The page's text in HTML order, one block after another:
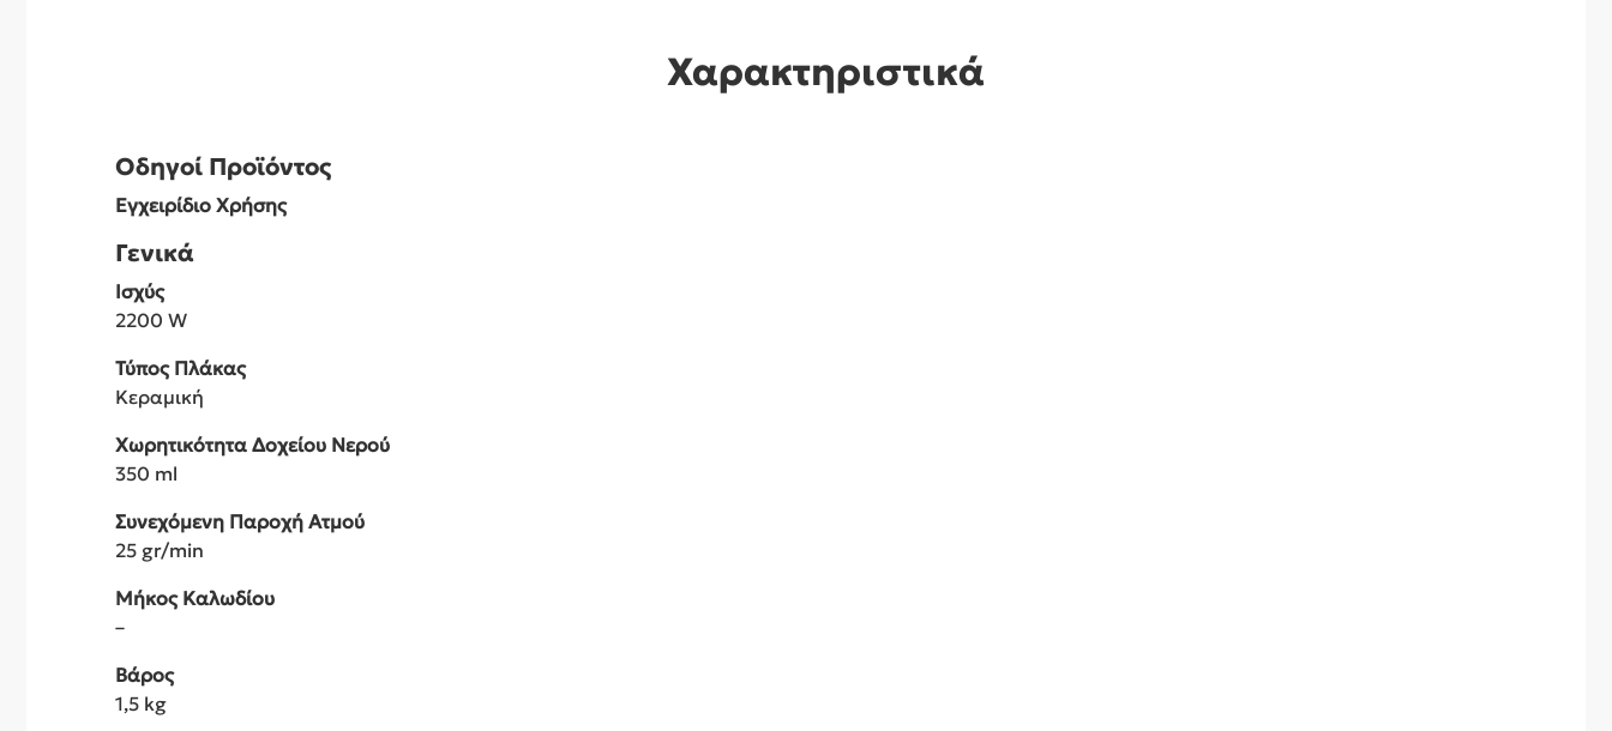
Χαρακτηριστικά
Οδηγοί Προϊόντος
Εγχειρίδιο Χρήσης
Γενικά
Ισχύς
2200 W
Τύπος Πλάκας
Κεραμική
Χωρητικότητα Δοχείου Νερού
350 ml
Συνεχόμενη Παροχή Ατμού
25 gr/min
Μήκος Καλωδίου
–
Βάρος
1,5 kg